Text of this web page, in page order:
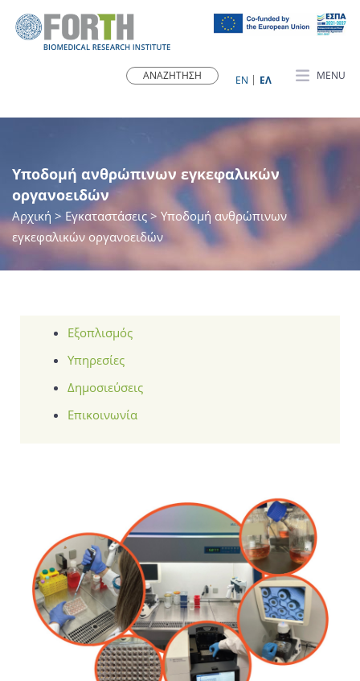
MENU
ΕN ΕΛ
Υποδομή ανθρώπινων εγκεφαλικών
οργανοειδών
Αρχική > Εγκαταστάσεις> Υποδομή ανθρώπινων
εγκεφαλικών οργανοειδών
Εξοπλισμός
Υπηρεσίες
Δημοσιεύσεις
Επικοινωνία